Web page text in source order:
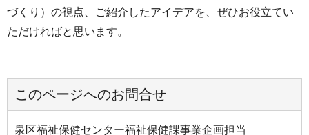
づくり）の視点、ご紹介したアイデアを、ぜひお役立てい
ただければと思います。
このページへのお問合せ
泉区福祉保健センター福祉保健課事業企画担当